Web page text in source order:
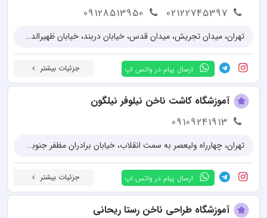
02122745397
09128513950
تهران، میدان تجریش، میدان قدس، خیابان دربند، خیابان ظهیرالدوله، خیابان الفت، بن بست قوامیان، پلاک ۲
ارسال پیام در واتس اپ جزئیات بیشتر
آموزشگاه کاشت ناخن نیلوفر نیلگون
09109241913
تهران، چهارراه ولیعصر به سمت انقلاب، خیابان برادران مظفر جنوبی، جنب آتش نشانی، پلاک ۵۵، طبقه سوم، واحد ۹
ارسال پیام در واتس اپ جزئیات بیشتر
آموزشگاه طراحی ناخن رستا ریحانی